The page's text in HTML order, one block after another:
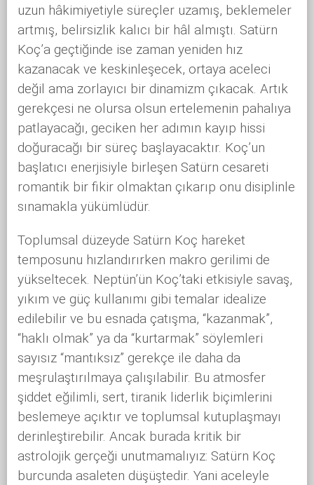
uzun hâkimiyetiyle süreçler uzamış, beklemeler
artmış, belirsizlik kalıcı bir hâl almıştı. Satürn
Koç’a geçtiğinde ise zaman yeniden hız
kazanacak ve keskinleşecek, ortaya aceleci
değil ama zorlayıcı bir dinamizm çıkacak. Artık
gerekçesi ne olursa olsun ertelemenin pahalıya
patlayacağı, geciken her adımın kayıp hissi
doğuracağı bir süreç başlayacaktır. Koç’un
başlatıcı enerjisiyle birleşen Satürn cesareti
romantik bir fikir olmaktan çıkarıp onu disiplinle
sınamakla yükümlüdür.
Toplumsal düzeyde Satürn Koç hareket
temposunu hızlandırırken makro gerilimi de
yükseltecek. Neptün’ün Koç’taki etkisiyle savaş,
yıkım ve güç kullanımı gibi temalar idealize
edilebilir ve bu esnada çatışma, “kazanmak”,
“haklı olmak” ya da “kurtarmak” söylemleri
sayısız “mantıksız” gerekçe ile daha da
meşrulaştırılmaya çalışılabilir. Bu atmosfer
şiddet eğilimli, sert, tiranik liderlik biçimlerini
beslemeye açıktır ve toplumsal kutuplaşmayı
derinleştirebilir. Ancak burada kritik bir
astrolojik gerçeği unutmamalıyız: Satürn Koç
burcunda asaleten düşüştedir. Yani aceleyle